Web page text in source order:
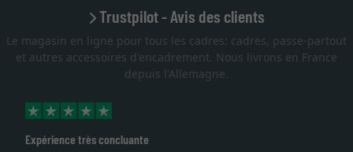
Trustpilot - Avis des clients
Le magasin en ligne pour tous les cadres: cadres, passe-partout
et autres accessoires d'encadrement. Nous livrons en France
depuis l'Allemagne.
très concluante